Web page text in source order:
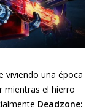
viviendo una época
mientras el hierro
Deadzone: